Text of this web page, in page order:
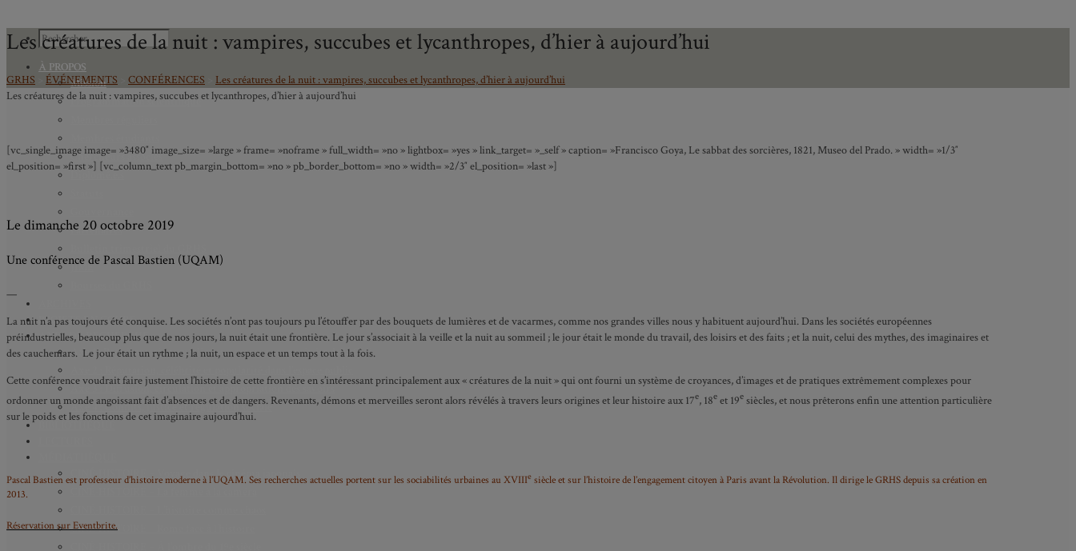
À PROPOS
Mission
Programmation scientifique
Chercheurs associés
Diplômé.e.s
Partenaires
JIME
PROJETS EN COURS
AXES DE RECHERCHE
Axe 1 : Représentations publiques, communes et privées de la Cité
Axe 3 : Diffusion, circulation et appropriation des savoirs
Axe 4 : Conflits, justice et régulation sociale
CINÉ-HISTOIRE – Voyage dans le cinéma japonais
CINÉ-HISTOIRE – Rome face à l’histoire
Les créatures de la nuit : vampires, succubes et lycanthropes, d’hier à aujourd’hui
GRHS ÉVÉNEMENTS CONFÉRENCES
Les créatures de la nuit : vampires, succubes et lycanthropes, d’hier à aujourd’hui
Les créatures de la nuit : vampires, succubes et lycanthropes, d’hier à aujourd’hui
[vc_single_image image= »3480″ image_size= »large » frame= »noframe » full_width= »no » lightbox= »yes » link_target= »_self » caption= »Francisco Goya, Le sabbat des sorcières, 1821, Museo del Prado. » width= »1/3″
el_position= »first »] [vc_column_text pb_margin_bottom= »no » pb_border_bottom= »no » width= »2/3″ el_position= »last »]
Le dimanche 20 octobre 2019
Une conférence de Pascal Bastien (UQAM)
—
La nuit n’a pas toujours été conquise. Les sociétés n’ont pas toujours pu l’étouffer par des bouquets de lumières et de vacarmes, comme nos grandes villes nous y habituent aujourd’hui. Dans les sociétés européennes
préindustrielles, beaucoup plus que de nos jours, la nuit était une frontière. Le jour s’associait à la veille et la nuit au sommeil ; le jour était le monde du travail, des loisirs et des faits ; et la nuit, celui des mythes, des imaginaires et
des cauchemars. Le jour était un rythme ; la nuit, un espace et un temps tout à la fois.
Cette conférence voudrait faire justement l’histoire de cette frontière en s’intéressant principalement aux « créatures de la nuit » qui ont fourni un système de croyances, d’images et de pratiques extrêmement complexes pour
ordonner un monde angoissant fait d’absences et de dangers. Revenants, démons et merveilles seront alors révélés à travers leurs origines et leur histoire aux 17e, 18e et 19e siècles, et nous prêterons enfin une attention particulière
sur le poids et les fonctions de cet imaginaire aujourd’hui.
Pascal Bastien est professeur d’histoire moderne à l’UQAM. Ses recherches actuelles portent sur les sociabilités urbaines au XVIIIe siècle et sur l’histoire de l’engagement citoyen à Paris avant la Révolution. Il dirige le GRHS depuis sa création en
2013.
Réservation sur Eventbrite.